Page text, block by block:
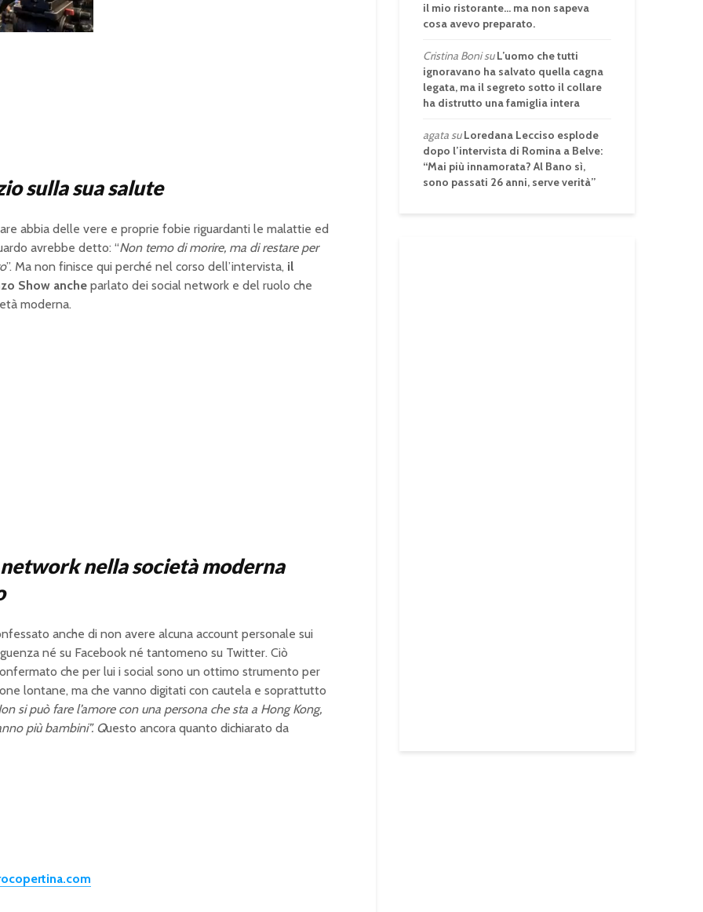
sulla sua salute
abbia delle vere e proprie fobie riguardanti le malattie ed
avrebbe detto: “Non temo di morire, ma di restare per
”. Ma non finisce qui perché nel corso dell’intervista, il
Show anche parlato dei social network e del ruolo che
moderna.
nella società moderna
anche di non avere alcuna account personale sui
né su Facebook né tantomeno su Twitter. Ciò
che per lui i social sono un ottimo strumento per
lontane, ma che vanno digitati con cautela e soprattutto
si può fare l’amore con una persona che sta a Hong Kong,
più bambini”. Questo ancora quanto dichiarato da
il mio ristorante… ma non sapeva
cosa avevo preparato.
Cristina BonisuL’uomo che tutti
ignoravano ha salvato quella cagna
legata, ma il segreto sotto il collare
ha distrutto una famiglia intera
agatasuLoredana Lecciso esplode
dopo l’intervista di Romina a Belve:
“Mai più innamorata? Al Bano sì,
sono passati 26 anni, serve verità”